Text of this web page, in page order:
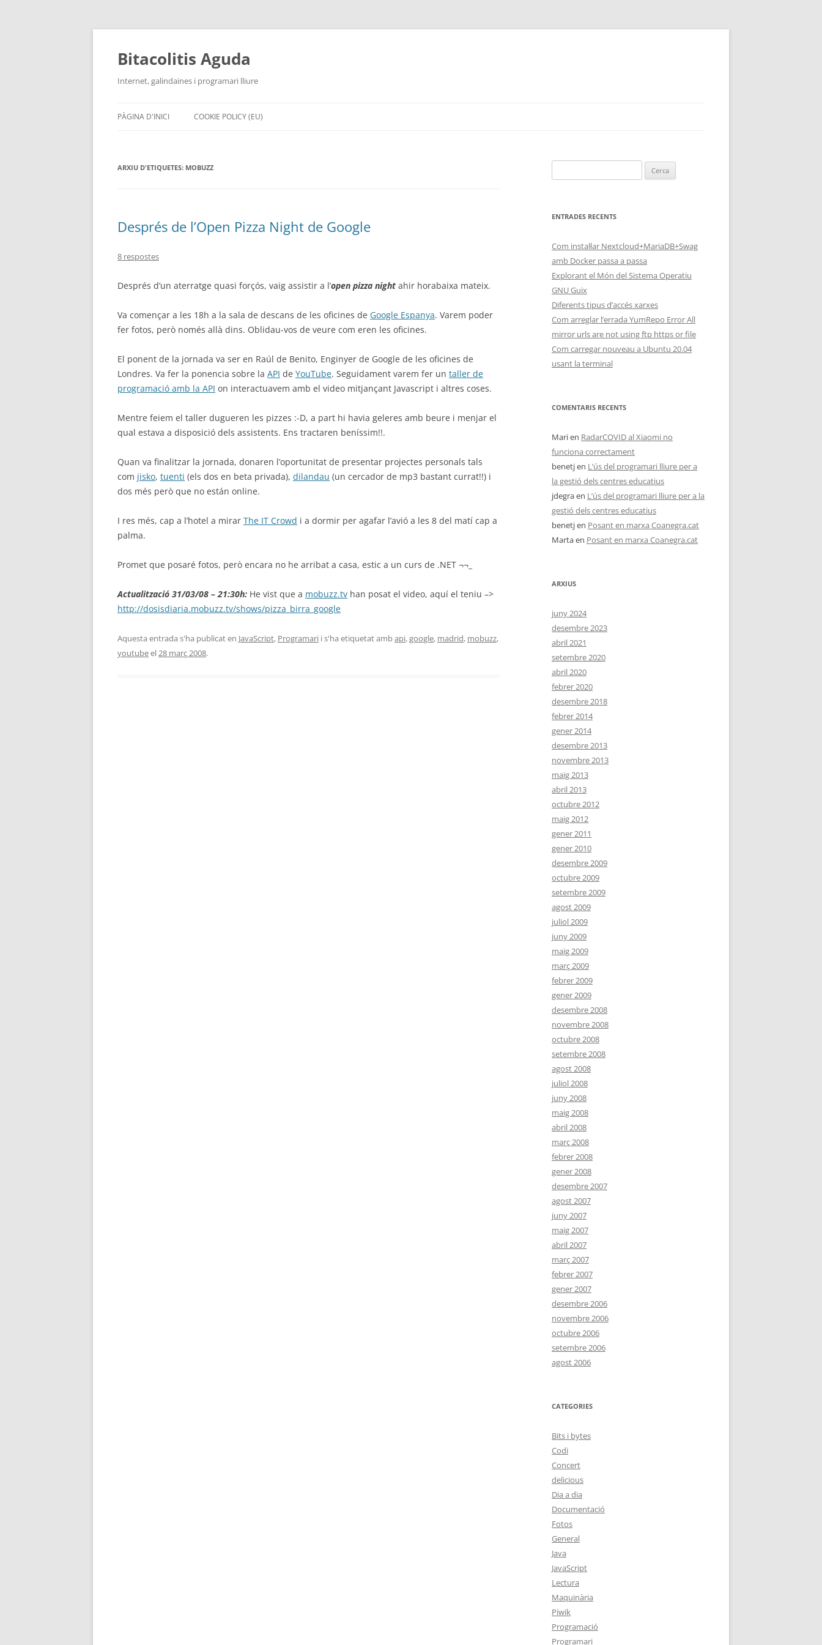
Vés
contingut
Bitacolitis Aguda
Internet, galindaines i programari lliure
PÀGINA D'INICI COOKIE POLICY (EU)
ARXIU D'ETIQUETES: MOBUZZ
Després de l’Open Pizza Night de Google
8 respostes
Després d’un aterratge quasi forçós, vaig assistir a l’open pizza night ahir horabaixa mateix.
Va començar a les 18h a la sala de descans de les oficines de Google Espanya. Varem poder
fer fotos, però només allà dins. Oblidau-vos de veure com eren les oficines.
El ponent de la jornada va ser en Raúl de Benito, Enginyer de Google de les oficines de
Londres. Va fer la ponencia sobre la API de YouTube. Seguidament varem fer un taller de
programació amb la API on interactuavem amb el video mitjançant Javascript i altres coses.
Mentre feiem el taller dugueren les pizzes :-D, a part hi havia geleres amb beure i menjar el
qual estava a disposició dels assistents. Ens tractaren beníssim!!.
Quan va finalitzar la jornada, donaren l’oportunitat de presentar projectes personals tals
com jisko, tuenti (els dos en beta privada), dilandau (un cercador de mp3 bastant currat!!) i
dos més però que no están online.
I res més, cap a l’hotel a mirar The IT Crowd i a dormir per agafar l’avió a les 8 del matí cap a
palma.
Promet que posaré fotos, però encara no he arribat a casa, estic a un curs de .NET ¬¬_
Actualització 31/03/08 – 21:30h: He vist que a mobuzz.tv han posat el video, aquí el teniu –>
http://dosisdiaria.mobuzz.tv/shows/pizza_birra_google
Aquesta entrada s'ha publicat en JavaScript, Programari i s'ha etiquetat ambapi,google, madrid, mobuzz,
youtubeel28 març 2008.
ENTRADES RECENTS
Com instal·lar Nextcloud+MariaDB+Swag
amb Docker passa a passa
Explorant el Món del Sistema Operatiu
GNU Guix
Diferents tipus d’accés xarxes
Com arreglar l’errada YumRepo Error All
mirror urls are not using ftp https or file
Com carregar nouveau a Ubuntu 20.04
usant la terminal
COMENTARIS RECENTS
Marien RadarCOVID al Xiaomi no
funciona correctament
benetjen L’ús del programari lliure per a
la gestió dels centres educatius
jdegraen L’ús del programari lliure per a la
gestió dels centres educatius
benetjen Posant en marxa Coanegra.cat
Martaen Posant en marxa Coanegra.cat
ARXIUS
juny 2024
desembre 2023
abril 2021
setembre 2020
abril 2020
febrer 2020
desembre 2018
febrer 2014
gener 2014
desembre 2013
novembre 2013
maig 2013
abril 2013
octubre 2012
maig 2012
gener 2011
gener 2010
desembre 2009
octubre 2009
setembre 2009
agost 2009
juliol 2009
juny 2009
maig 2009
març 2009
febrer 2009
gener 2009
desembre 2008
novembre 2008
octubre 2008
setembre 2008
agost 2008
juliol 2008
juny 2008
maig 2008
abril 2008
març 2008
febrer 2008
gener 2008
desembre 2007
agost 2007
juny 2007
maig 2007
abril 2007
març 2007
febrer 2007
gener 2007
desembre 2006
novembre 2006
octubre 2006
setembre 2006
agost 2006
CATEGORIES
Bits i bytes
Codi
Concert
delicious
Dia a dia
Documentació
Fotos
General
Java
JavaScript
Lectura
Maquinària
Piwik
Programació
Programari